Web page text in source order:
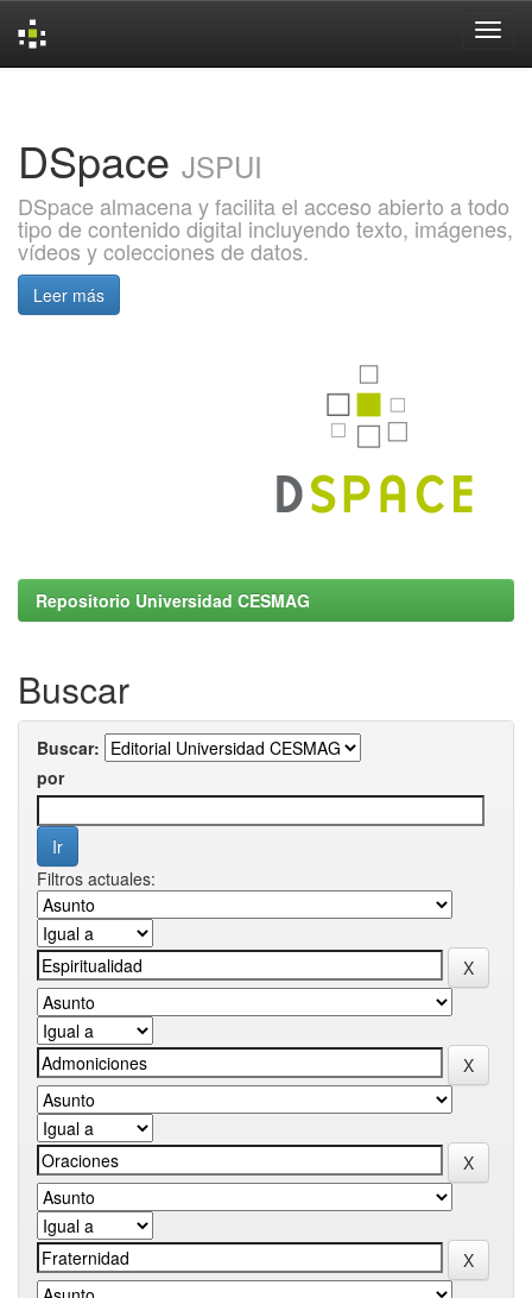
DSpace JSPUI
DSpace almacena y facilita el acceso abierto a todo
tipo de contenido digital incluyendo texto, imágenes,
vídeos y colecciones de datos.
Leer más
Repositorio Universidad CESMAG
Buscar
Buscar:
por
Filtros actuales: